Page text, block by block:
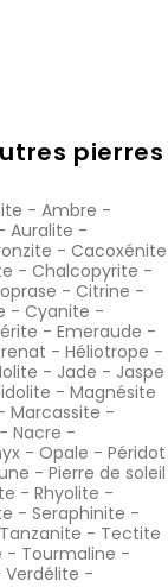
pierres
- Ambre -
Auralite -
- Cacoxénite
- Chalcopyrite -
- Citrine -
- Cyanite -
- Emeraude -
- Héliotrope -
Iolite - Jade - Jaspe
- Magnésite
Marcassite -
- Nacre -
- Opale - Péridot
- Pierre de soleil
- Rhyolite -
- Seraphinite -
Tanzanite - Tectite
- Tourmaline -
Verdélite -